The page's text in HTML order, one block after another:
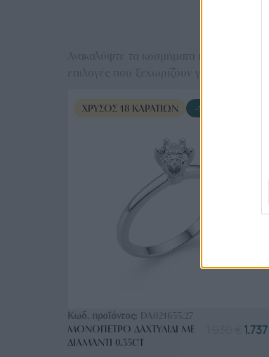
Ανακαλύψτε τα κοσμήματα που
ΧΡΥΣΌΣ 18 ΚΑΡΑΤΊΩΝ -10%
Κωδ. προϊόντος: DA021655.27
ΜΟΝΌΠΕΤΡΟ ΔΑΧΤΥΛΊΔΙ ΜΕ
ΔΙΑΜΆΝΤΙ 0.35CT
1.737